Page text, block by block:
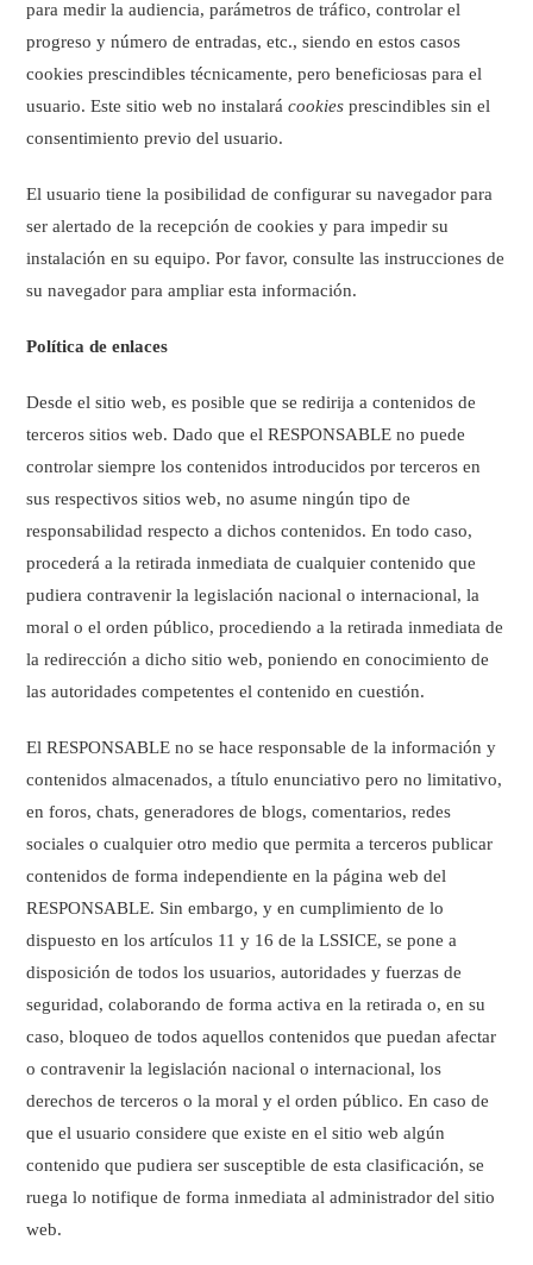
para medir la audiencia, parámetros de tráfico, controlar el
progreso y número de entradas, etc., siendo en estos casos
cookies prescindibles técnicamente, pero beneficiosas para el
usuario. Este sitio web no instalarácookiesprescindibles sin el
consentimiento previo del usuario.
El usuario tiene la posibilidad de configurar su navegador para
ser alertado de la recepción de cookies y para impedir su
instalación en su equipo. Por favor, consulte las instrucciones de
su navegador para ampliar esta información.
Política de enlaces
Desde el sitio web, es posible que se redirija a contenidos de
terceros sitios web. Dado que el RESPONSABLE no puede
controlar siempre los contenidos introducidos por terceros en
sus respectivos sitios web, no asume ningún tipo de
responsabilidad respecto a dichos contenidos. En todo caso,
procederá a la retirada inmediata de cualquier contenido que
pudiera contravenir la legislación nacional o internacional, la
moral o el orden público, procediendo a la retirada inmediata de
la redirección a dicho sitio web, poniendo en conocimiento de
las autoridades competentes el contenido en cuestión.
El RESPONSABLE no se hace responsable de la información y
contenidos almacenados, a título enunciativo pero no limitativo,
en foros, chats, generadores de blogs, comentarios, redes
sociales o cualquier otro medio que permita a terceros publicar
contenidos de forma independiente en la página web del
RESPONSABLE. Sin embargo, y en cumplimiento de lo
dispuesto en los artículos 11 y 16 de la LSSICE, se pone a
disposición de todos los usuarios, autoridades y fuerzas de
seguridad, colaborando de forma activa en la retirada o, en su
caso, bloqueo de todos aquellos contenidos que puedan afectar
o contravenir la legislación nacional o internacional, los
derechos de terceros o la moral y el orden público. En caso de
que el usuario considere que existe en el sitio web algún
contenido que pudiera ser susceptible de esta clasificación, se
ruega lo notifique de forma inmediata al administrador del sitio
web.